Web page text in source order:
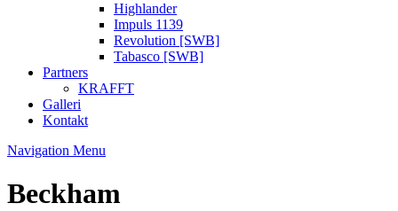
Highlander
Impuls 1139
Revolution [SWB]
Tabasco [SWB]
Partners
KRAFFT
Galleri
Kontakt
Navigation Menu
Beckham